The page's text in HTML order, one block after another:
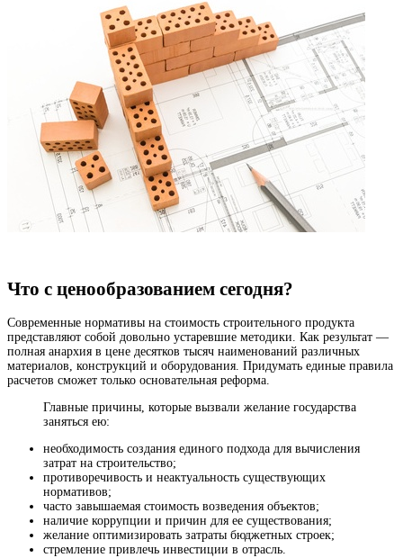
Что с ценообразованием сегодня?
Современные нормативы на стоимость строительного продукта
представляют собой довольно устаревшие методики. Как результат —
полная анархия в цене десятков тысяч наименований различных
материалов, конструкций и оборудования. Придумать единые правила
расчетов сможет только основательная реформа.
Главные причины, которые вызвали желание государства
заняться ею:
необходимость создания единого подхода для вычисления
затрат на строительство;
противоречивость и неактуальность существующих
нормативов;
часто завышаемая стоимость возведения объектов;
наличие коррупции и причин для ее существования;
желание оптимизировать затраты бюджетных строек;
стремление привлечь инвестиции в отрасль.